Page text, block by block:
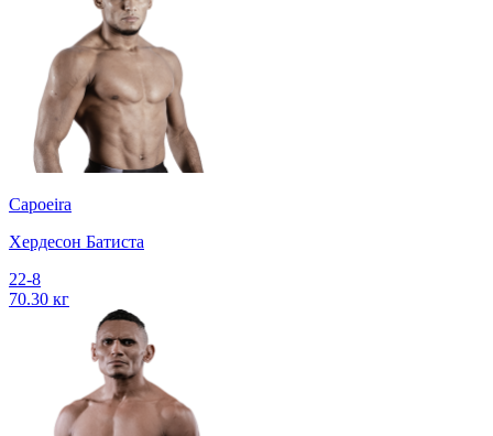
Capoeira
Хердесон Батиста
22-8
70.30 кг